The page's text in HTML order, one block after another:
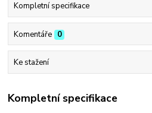
Kompletní specifikace
Komentáře 0
Ke stažení
Kompletní specifikace